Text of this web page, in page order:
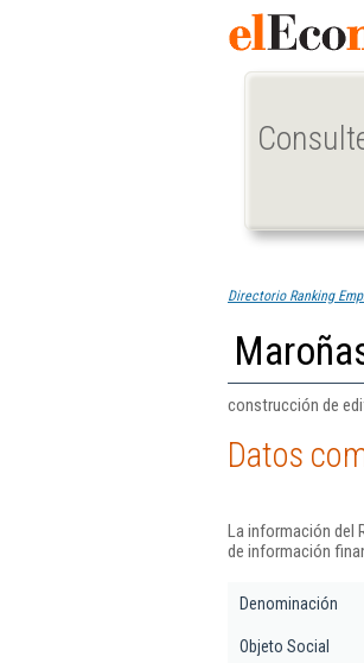
Directorio Ranking
construcción de
Datos
La información del
de información
Denominación
Objeto Social